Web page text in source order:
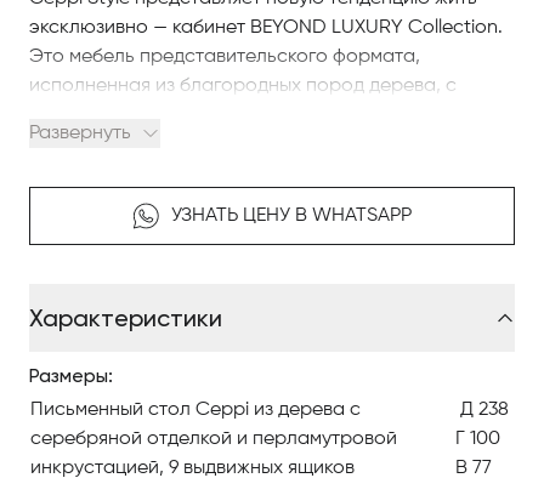
эксклюзивно — кабинет BEYOND LUXURY Collection.
Это мебель представительского формата,
исполненная из благородных пород дерева, с
кабинетов.
Мебель для кабинета BEYOND LUXURY Collection
позволяет создать комфортную творческую
линии, баланс и гармония.
Кабинет Ceppi Style — это элегантный шик и
спокойная роскошь.
Развернуть
УЗНАТЬ ЦЕНУ В WHATSAPP
Характеристики
Размеры:
Письменный стол Ceppi из дерева с
серебряной отделкой и перламутровой
инкрустацией, 9 выдвижных ящиков
Д 238
Г 100
В 77